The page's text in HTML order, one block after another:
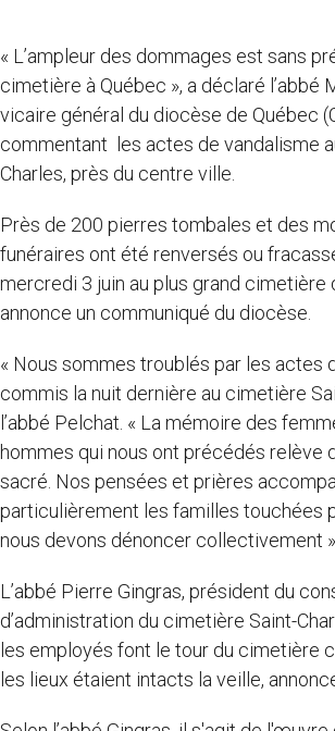
« L’ampleur des dommages est sans
cimetière à Québec », a déclaré l’abbé
vicaire général du diocèse de Québec
commentant les actes de vandalisme
Charles, près du centre ville.
Près de 200 pierres tombales et des
funéraires ont été renversés ou
mercredi 3 juin au plus grand cimetière
annonce un communiqué du diocèse.
« Nous sommes troublés par les actes
commis la nuit dernière au cimetière
l’abbé Pelchat. « La mémoire des
hommes qui nous ont précédés relève
sacré. Nos pensées et prières
particulièrement les familles touchées
nous devons dénoncer collectivement
L’abbé Pierre Gingras, président du
d’administration du cimetière Saint-
les employés font le tour du cimetière
les lieux étaient intacts la veille,